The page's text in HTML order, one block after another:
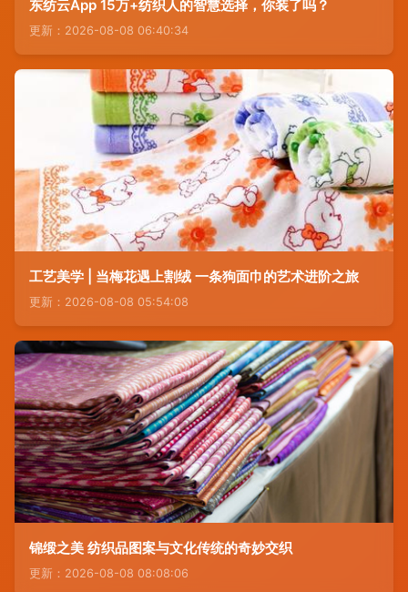
东纺云App 15万+纺织人的智慧选择，你装了吗？
更新：2026-08-08 06:40:34
工艺美学 | 当梅花遇上割绒 一条狗面巾的艺术进阶之旅
更新：2026-08-08 05:54:08
锦缎之美 纺织品图案与文化传统的奇妙交织
更新：2026-08-08 08:08:06